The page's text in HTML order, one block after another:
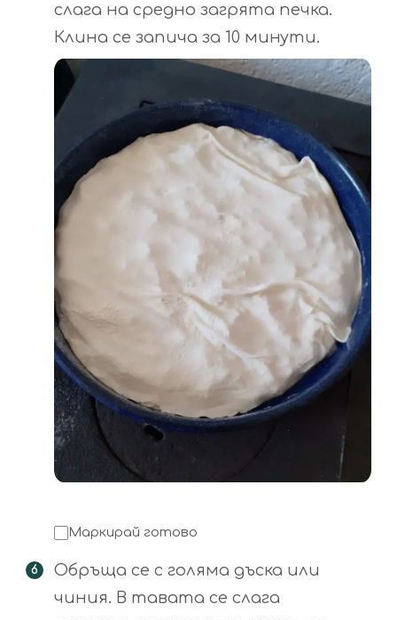
слага на средно загрята печка.
Клина се запича за 10 минути.
Маркирай готово
Обръща се с голяма дъска или
чиния. В тавата се слага